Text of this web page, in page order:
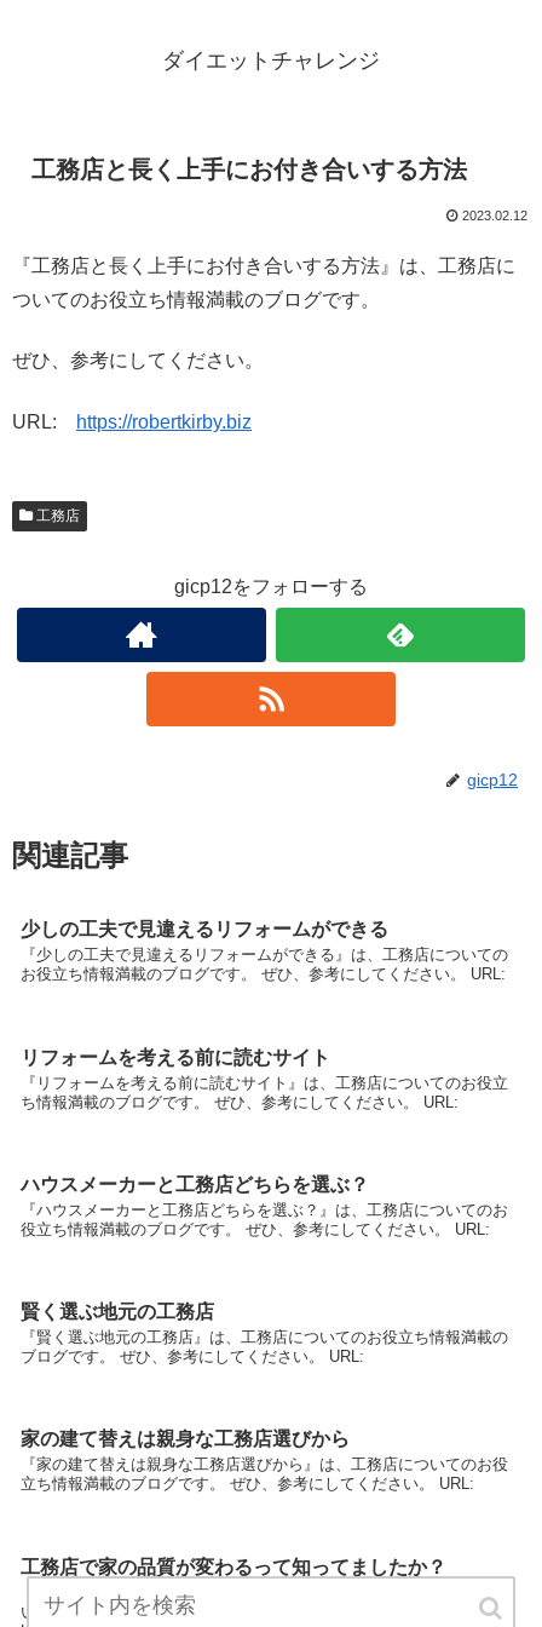
ダイエットチャレンジ
工務店と長く上手にお付き合いする方法
2023.02.12
『工務店と長く上手にお付き合いする方法』は、工務店に
ついてのお役立ち情報満載のブログです。
ぜひ、参考にしてください。
URL: https://robertkirby.biz
工務店
gicp12をフォローする
gicp12
関連記事
少しの工夫で見違えるリフォームができる
『少しの工夫で見違えるリフォームができる』は、工務店についての
お役立ち情報満載のブログです。 ぜひ、参考にしてください。 URL:
リフォームを考える前に読むサイト
『リフォームを考える前に読むサイト』は、工務店についてのお役立
ち情報満載のブログです。 ぜひ、参考にしてください。 URL:
ハウスメーカーと工務店どちらを選ぶ？
『ハウスメーカーと工務店どちらを選ぶ？』は、工務店についてのお
役立ち情報満載のブログです。 ぜひ、参考にしてください。 URL:
賢く選ぶ地元の工務店
『賢く選ぶ地元の工務店』は、工務店についてのお役立ち情報満載の
ブログです。 ぜひ、参考にしてください。 URL:
家の建て替えは親身な工務店選びから
『家の建て替えは親身な工務店選びから』は、工務店についてのお役
立ち情報満載のブログです。 ぜひ、参考にしてください。 URL:
工務店で家の品質が変わるって知ってましたか？
『工務店で家の品質が変わるって知ってましたか？』は、工務店につ
いてのお役立ち情報満載のブログです。 ぜひ、参考にしてください。